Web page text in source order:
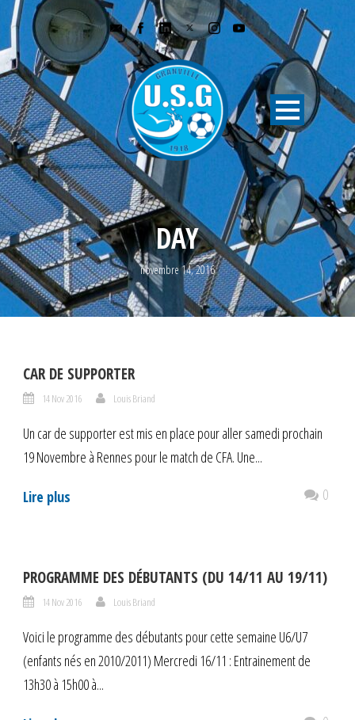
DAY
novembre 14, 2016
CAR DE SUPPORTER
14 Nov 2016 Louis Briand
Un car de supporter est mis en place pour aller samedi prochain
19 Novembre à Rennes pour le match de CFA. Une...
Lire plus 0
PROGRAMME DES DÉBUTANTS (DU 14/11 AU 19/11)
14 Nov 2016 Louis Briand
Voici le programme des débutants pour cette semaine U6/U7
(enfants nés en 2010/2011) Mercredi 16/11 : Entrainement de
13h30 à 15h00 à...